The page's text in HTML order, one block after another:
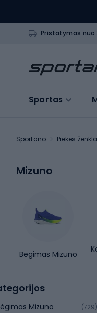
Pristatymas nuo
Sportas
Sportano Prekės
Mizuno
Bėgimas Mizuno
Mizuno (729)